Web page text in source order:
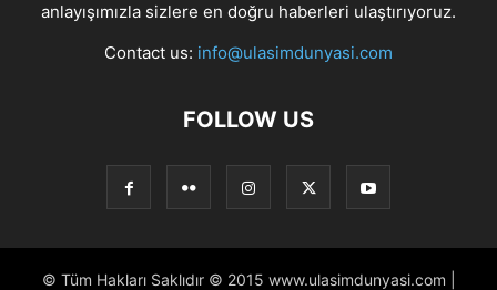
anlayışımızla sizlere en doğru haberleri ulaştırıyoruz.
Contact us: info@ulasimdunyasi.com
FOLLOW US
© Tüm Hakları Saklıdır © 2015 www.ulasimdunyasi.com |